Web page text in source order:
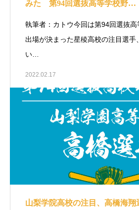
みた 第94回選抜高等学校野…
執筆者：カトウ今回は第94回選抜高
出場が決まった星稜高校の注目選手
い…
2022.02.17
山梨学院高校の注目、高橋海翔